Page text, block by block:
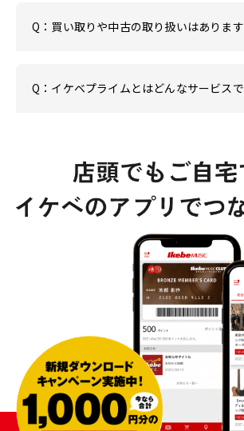
Q：買い取りや中古の取り扱いはありま
Q：イケベプライムとはどんなサービス